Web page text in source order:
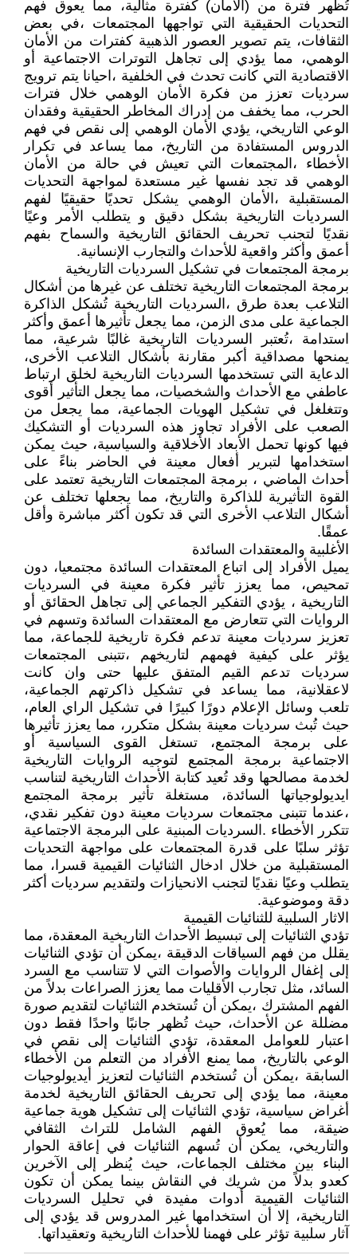
تُظهر فترة من (الأمان) كفترة مثالية، مما يعوق فهم
التحديات الحقيقية التي تواجهها المجتمعات ،في بعض
الثقافات، يتم تصوير العصور الذهبية كفترات من الأمان
الوهمي، مما يؤدي إلى تجاهل التوترات الاجتماعية أو
الاقتصادية التي كانت تحدث في الخلفية ،احيانا يتم ترويج
سرديات تعزز من فكرة الأمان الوهمي خلال فترات
الحرب، مما يخفف من إدراك المخاطر الحقيقية وفقدان
الوعي التاريخي، يؤدي الأمان الوهمي إلى نقص في فهم
الدروس المستفادة من التاريخ، مما يساعد في تكرار
الأخطاء ،المجتمعات التي تعيش في حالة من الأمان
الوهمي قد تجد نفسها غير مستعدة لمواجهة التحديات
المستقبلية ،الأمان الوهمي يشكل تحديًا حقيقيًا لفهم
السرديات التاريخية بشكل دقيق و يتطلب الأمر وعيًا
نقديًا لتجنب تحريف الحقائق التاريخية والسماح بفهم
أعمق وأكثر واقعية للأحداث والتجارب الإنسانية.
برمجة المجتمعات في تشكيل السرديات التاريخية
برمجة المجتمعات التاريخية تختلف عن غيرها من أشكال
التلاعب بعدة طرق ،السرديات التاريخية تُشكل الذاكرة
الجماعية على مدى الزمن، مما يجعل تأثيرها أعمق وأكثر
استدامة ،تُعتبر السرديات التاريخية غالبًا شرعية، مما
يمنحها مصداقية أكبر مقارنة بأشكال التلاعب الأخرى،
الدعاية التي تستخدمها السرديات التاريخية لخلق ارتباط
عاطفي مع الأحداث والشخصيات، مما يجعل التأثير أقوى
وتتغلغل في تشكيل الهويات الجماعية، مما يجعل من
الصعب على الأفراد تجاوز هذه السرديات أو التشكيك
فيها كونها تحمل الأبعاد الأخلاقية والسياسية، حيث يمكن
استخدامها لتبرير أفعال معينة في الحاضر بناءً على
أحداث الماضي ، برمجة المجتمعات التاريخية تعتمد على
القوة التأثيرية للذاكرة والتاريخ، مما يجعلها تختلف عن
أشكال التلاعب الأخرى التي قد تكون أكثر مباشرة وأقل
عمقًا.
الأغلبية والمعتقدات السائدة
يميل الأفراد إلى اتباع المعتقدات السائدة مجتمعيا، دون
تمحيص، مما يعزز تأثير فكرة معينة في السرديات
التاريخية ، يؤدي التفكير الجماعي إلى تجاهل الحقائق أو
الروايات التي تتعارض مع المعتقدات السائدة وتسهم في
تعزيز سرديات معينة تدعم فكرة تاريخية للجماعة، مما
يؤثر على كيفية فهمهم لتاريخهم ،تتبنى المجتمعات
سرديات تدعم القيم المتفق عليها حتى وان كانت
لاعقلانية، مما يساعد في تشكيل ذاكرتهم الجماعية،
تلعب وسائل الإعلام دورًا كبيرًا في تشكيل الراي العام،
حيث تُبث سرديات معينة بشكل متكرر، مما يعزز تأثيرها
على برمجة المجتمع، تستغل القوى السياسية أو
الاجتماعية برمجة المجتمع لتوجيه الروايات التاريخية
لخدمة مصالحها وقد تُعيد كتابة الأحداث التاريخية لتناسب
ايديولوجياتها السائدة، مستغلة تأثير برمجة المجتمع
،عندما تتبنى مجتمعات سرديات معينة دون تفكير نقدي،
تتكرر الأخطاء .السرديات المبنية على البرمجة الاجتماعية
تؤثر سلبًا على قدرة المجتمعات على مواجهة التحديات
المستقبلية من خلال ادخال الثنائيات القيمية قسرا، مما
يتطلب وعيًا نقديًا لتجنب الانحيازات ولتقديم سرديات أكثر
دقة وموضوعية.
الاثار السلبية للثنائيات القيمية
تؤدي الثنائيات إلى تبسيط الأحداث التاريخية المعقدة، مما
يقلل من فهم السياقات الدقيقة ،يمكن أن تؤدي الثنائيات
إلى إغفال الروايات والأصوات التي لا تتناسب مع السرد
السائد، مثل تجارب الأقليات مما يعزز الصراعات بدلاً من
الفهم المشترك ،يمكن أن تُستخدم الثنائيات لتقديم صورة
مضللة عن الأحداث، حيث تُظهر جانبًا واحدًا فقط دون
اعتبار للعوامل المعقدة، تؤدي الثنائيات إلى نقص في
الوعي بالتاريخ، مما يمنع الأفراد من التعلم من الأخطاء
السابقة ،يمكن أن تُستخدم الثنائيات لتعزيز أيديولوجيات
معينة، مما يؤدي إلى تحريف الحقائق التاريخية لخدمة
أغراض سياسية، تؤدي الثنائيات إلى تشكيل هوية جماعية
ضيقة، مما يُعوق الفهم الشامل للتراث الثقافي
والتاريخي، يمكن أن تُسهم الثنائيات في إعاقة الحوار
البناء بين مختلف الجماعات، حيث يُنظر إلى الآخرين
كعدو بدلاً من شريك في النقاش بينما يمكن أن تكون
الثنائيات القيمية أدوات مفيدة في تحليل السرديات
التاريخية، إلا أن استخدامها غير المدروس قد يؤدي إلى
آثار سلبية تؤثر على فهمنا للأحداث التاريخية وتعقيداتها.